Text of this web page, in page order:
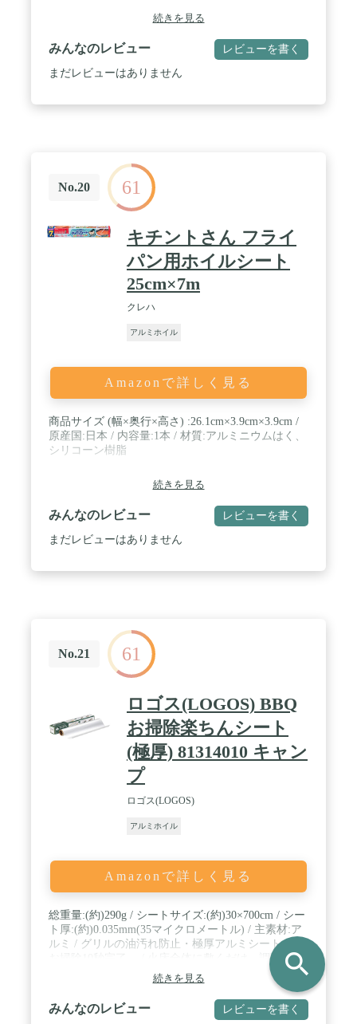
続きを見る
みんなのレビュー レビューを書く
まだレビューはありません
No.20 61
キチントさん フライ
パン用ホイルシート
25cm×7m
クレハ
アルミホイル
Amazonで詳しく見る
商品サイズ (幅×奥行×高さ) :26.1cm×3.9cm×3.9cm /
原産国:日本 / 内容量:1本 / 材質:アルミニウムはく、
シリコーン樹脂
続きを見る
みんなのレビュー レビューを書く
まだレビューはありません
No.21 61
ロゴス(LOGOS) BBQ
お掃除楽ちんシート
(極厚) 81314010 キャン
プ
ロゴス(LOGOS)
アルミホイル
Amazonで詳しく見る
総重量:(約)290g / シートサイズ:(約)30×700cm / シー
ト厚:(約)0.035mm(35マイクロメートル) / 主素材:ア
ルミ / グリルの油汚れ防止・極厚アルミシート。 /
お掃除10秒完了。 / 火床全体に敷くだけ。調理後に
シートを取り除くだけで、お掃除完了。 / ドロドロ
になるお掃除のストレスから解放されます。 / 一般
的な家庭用アルミホイルの3倍近い厚み。熱による
穴空きや燃えにも安心です。 / Mサイズグリルで約
続きを見る
みんなのレビュー レビューを書く
search